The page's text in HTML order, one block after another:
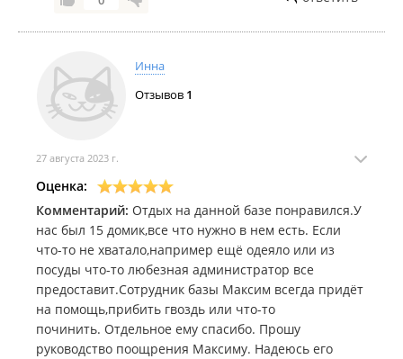
заселении пакет для мусора выдаётся
одноразово.
более внимательно относится к приёму на
работу людей - всё для вашего комфортного
отдыха!
Инна
Отзывов 1
27 августа 2023 г.
Оценка:
Комментарий: Отдых на данной базе понравился.У
нас был 15 домик,все что нужно в нем есть. Если
что-то не хватало,например ещё одеяло или из
посуды что-то любезная администратор все
предоставит.Сотрудник базы Максим всегда придёт
на помощь,прибить гвоздь или что-то
починить. Отдельное ему спасибо. Прошу
руководство поощрения Максиму. Надеюсь его